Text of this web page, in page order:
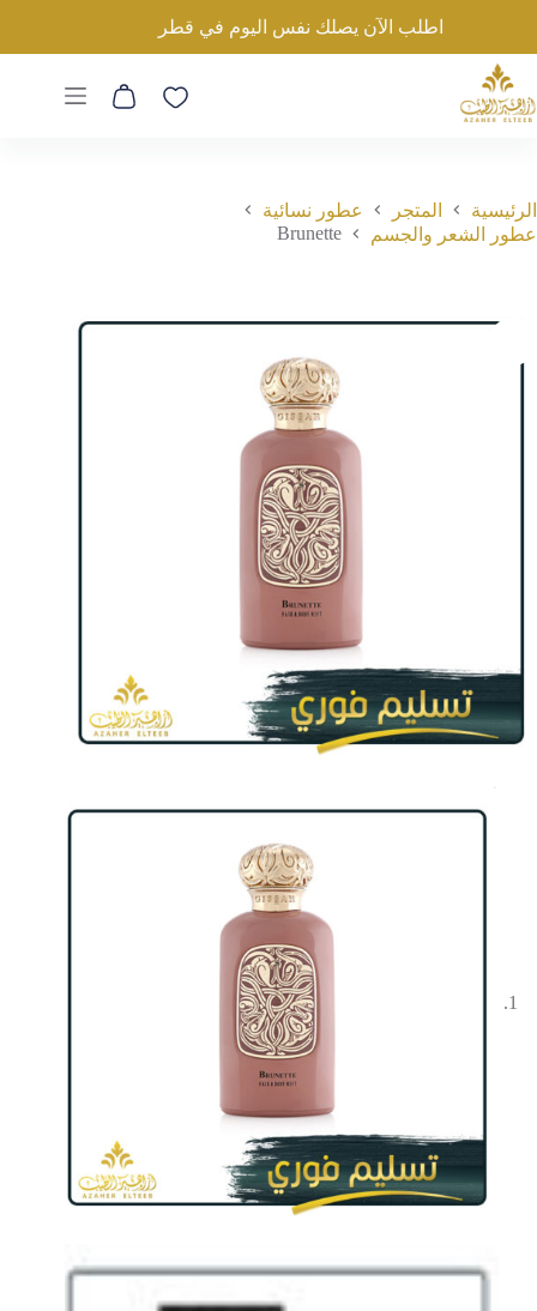
المحتوى300 ر.ق
إضافة إلى السلة
اطلب الآن يصلك نفس اليوم في قطر
عربة
الرئيسية المتجر
عطور نسائية
عطور الشعر والجسم
Brunette